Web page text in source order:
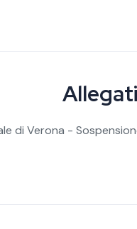
Allegati
di Verona -